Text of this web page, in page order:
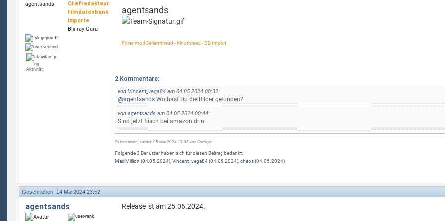
Chefredakteur
Filmdatenbank
Importe
Blu-ray Guru
Aktivität:
agentsands
Forenmod Serienthread - Kinothread - DB Import
2 Kommentare:
von Vincent_vega84 am 04.05.2024 00:32:
@agentsands Wo hast Du die Bilder gefunden?
von agentsands am 04.05.2024 00:44:
Sind jetzt frisch bei amazon drin.
2x bearbeitet, zuletzt: 05 Mai 2024 17:05 von Corrigan
Folgende 3 Benutzer haben sich für diesen Beitrag bedankt:
MaxiMillion (04.05.2024),Vincent_vega84(04.05.2024),chaos(04.05.2024)
Geschrieben: 14 Mai 2024 23:52
agentsands Release ist am 25.06.2024.